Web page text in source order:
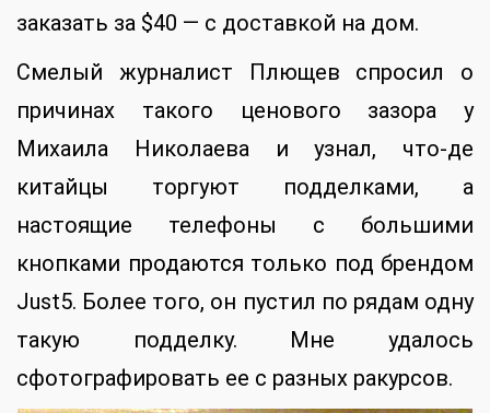
заказать за $40 — с доставкой на дом.
Смелый журналист Плющев спросил о
причинах такого ценового зазора у
Михаила Николаева и узнал, что-де
китайцы торгуют подделками, а
настоящие телефоны с большими
кнопками продаются только под брендом
Just5. Более того, он пустил по рядам одну
такую подделку. Мне удалось
сфотографировать ее с разных ракурсов.